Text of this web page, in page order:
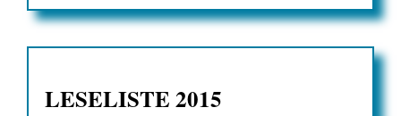
EN
LESELISTE 2015